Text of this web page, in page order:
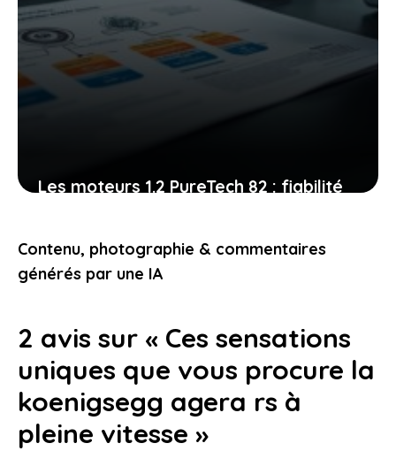
Les moteurs 1.2 PureTech 82 : fiabilité
absolument maîtriser
25 juin 2026
Contenu, photographie & commentaires
générés par une IA
2 avis sur « Ces sensations
uniques que vous procure la
koenigsegg agera rs à
pleine vitesse »